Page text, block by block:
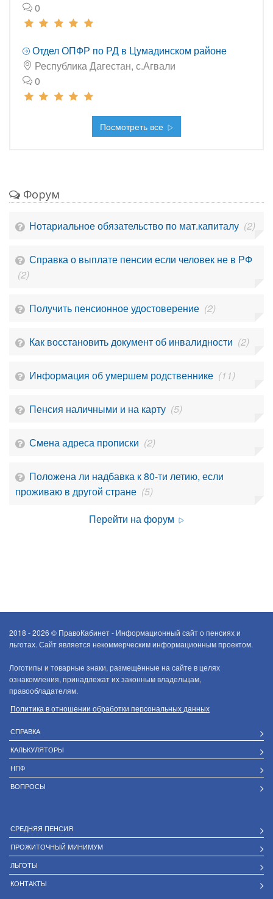
0
Отдел ОПФР по РД в Цумадинском районе
Республика Дагестан, с.Агвали
0
Посмотреть все
Форум
Нотариальное обязательство по мат.капиталу (2)
Справка о выплате пенсии если человек не в РФ
(2)
Получить пенсионное удостоверение (2)
Как восстановить документ об инвалидности (2)
Информация об умершем родственнике (11)
Пенсия наличными и на карту (5)
Смена адреса прописки (2)
Положена ли надбавка к 80-ти летию, если
проживаю в другой стране (5)
Перейти на форум
2018 - 2026 © ПравоКабинет - Информационный сайт о пенсиях и
льготах. Сайт является некоммерческим информационным проектом.
Логотипы и товарные знаки, размещённые на сайте в целях
ознакомления, принадлежат их законным владельцам,
правообладателям.
Политика в отношении обработки персональных данных
СПРАВКА
КАЛЬКУЛЯТОРЫ
НПФ
ВОПРОСЫ
СРЕДНЯЯ ПЕНСИЯ
ПРОЖИТОЧНЫЙ МИНИМУМ
ЛЬГОТЫ
КОНТАКТЫ